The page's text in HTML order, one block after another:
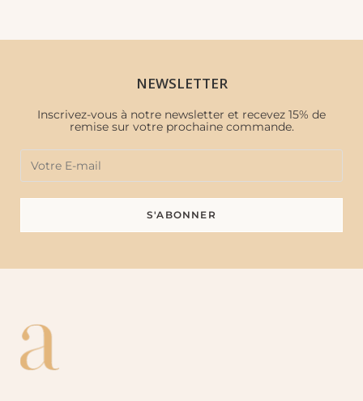
NEWSLETTER
Inscrivez-vous à notre newsletter et recevez 15% de
remise sur votre prochaine commande.